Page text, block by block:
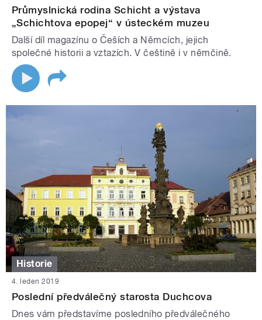
Průmyslnická rodina Schicht a výstava
„Schichtova epopej“ v ústeckém muzeu
Další díl magazínu o Češích a Němcích, jejich
společné historii a vztazích. V češtině i v němčině.
Historie
4. leden 2019
Poslední předválečný starosta Duchcova
Dnes vám představíme posledního předválečného